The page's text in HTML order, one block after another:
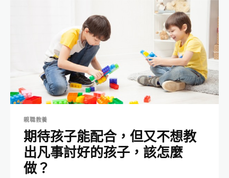
親職教養
期待孩子能配合，但又不想教
出凡事討好的孩子，該怎麼
做？